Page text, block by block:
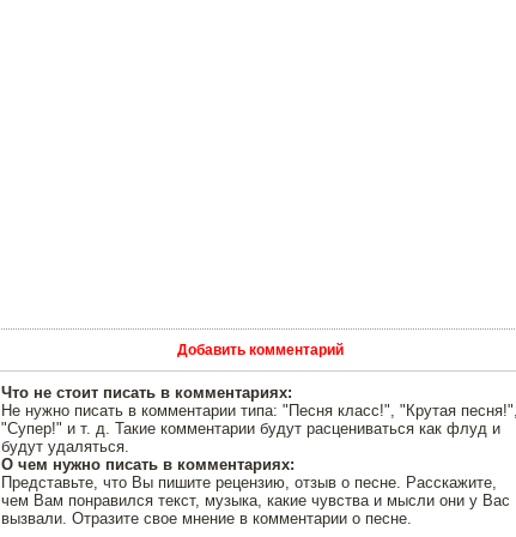
Добавить комментарий
Что не стоит писать в комментариях:
Не нужно писать в комментарии типа: "Песня класс!", "Крутая
"Супер!" и т. д. Такие комментарии будут расцениваться как флуд и
будут удаляться.
О чем нужно писать в комментариях:
Представьте, что Вы пишите рецензию, отзыв о песне. Расскажите,
чем Вам понравился текст, музыка, какие чувства и мысли они у Вас
вызвали. Отразите свое мнение в комментарии о песне.